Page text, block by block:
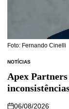
Foto: Fernando Cinelli
NOTÍCIAS
Apex
06/08/2026